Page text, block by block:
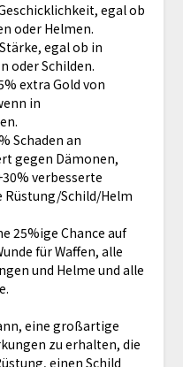
egal ob
oder Helmen.
egal ob in
oder Schilden.
extra Gold von
in
Schaden an
gegen Dämonen,
verbesserte
Rüstung/Schild/Helm
25%ige Chance auf
für Waffen, alle
und Helme und alle
eine großartige
zu erhalten, die
einen Schild